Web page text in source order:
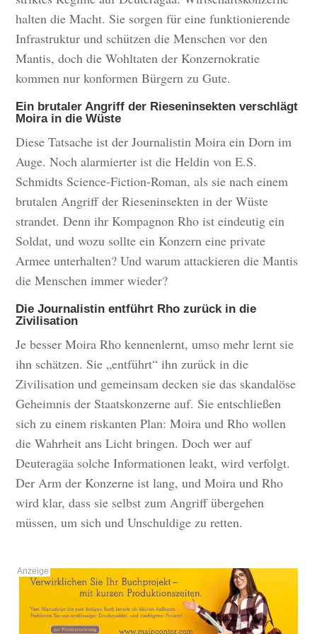
halten die Macht. Sie sorgen für eine funktionierende
Infrastruktur und schützen die Menschen vor den
Mantis, doch die Wohltaten der Konzernokratie
kommen nur konformen Bürgern zu Gute.
Ein brutaler Angriff der Rieseninsekten verschlägt
Moira in die Wüste
Diese Tatsache ist der Journalistin Moira ein Dorn im
Auge. Noch alarmierter ist die Heldin von E.S.
Schmidts Science-Fiction-Roman, als sie nach einem
brutalen Angriff der Rieseninsekten in der Wüste
strandet. Denn ihr Kompagnon Rho ist eindeutig ein
Soldat, und wozu sollte ein Konzern eine private
Armee unterhalten? Und warum attackieren die Mantis
die Menschen immer wieder?
Die Journalistin entführt Rho zurück in die
Zivilisation
Je besser Moira Rho kennenlernt, umso mehr lernt sie
ihn schätzen. Sie „entführt“ ihn zurück in die
Zivilisation und gemeinsam decken sie das skandalöse
Geheimnis der Staatskonzerne auf. Sie entschließen
sich zu einem riskanten Plan: Moira und Rho wollen
die Wahrheit ans Licht bringen. Doch wer auf
Deuteragäa solche Informationen leakt, wird verfolgt.
Der Arm der Konzerne ist lang, und Moira und Rho
wird klar, dass sie selbst zum Angriff übergehen
müssen, um sich und Unschuldige zu retten.